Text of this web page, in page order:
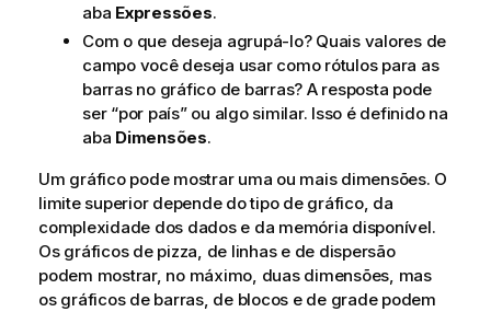
aba Expressões.
Com o que deseja agrupá-lo? Quais valores de
campo você deseja usar como rótulos para as
barras no gráfico de barras? A resposta pode
ser “por país” ou algo similar. Isso é definido na
aba Dimensões.
Um gráfico pode mostrar uma ou mais dimensões. O
limite superior depende do tipo de gráfico, da
complexidade dos dados e da memória disponível.
Os gráficos de pizza, de linhas e de dispersão
podem mostrar, no máximo, duas dimensões, mas
os gráficos de barras, de blocos e de grade podem